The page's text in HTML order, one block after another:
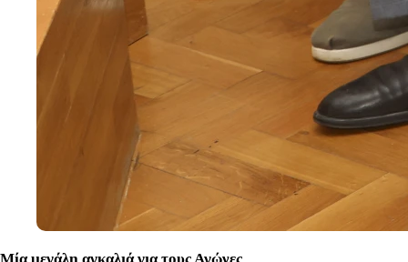
Μία μεγάλη αγκαλιά για τους Αγώνες